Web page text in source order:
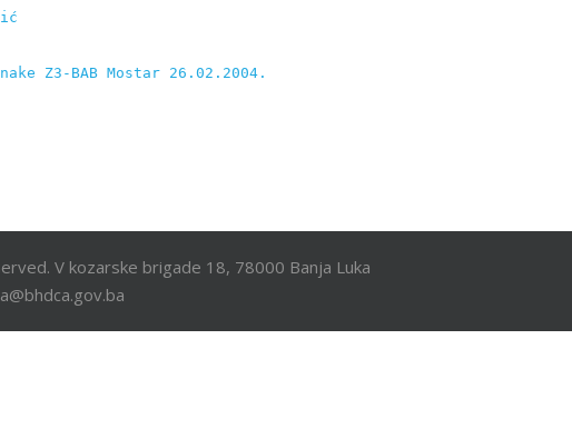
Z3-BAB Mostar 26.02.2004.
V kozarske brigade 18, 78000 Banja Luka